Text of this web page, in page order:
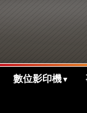
數位影印機▼